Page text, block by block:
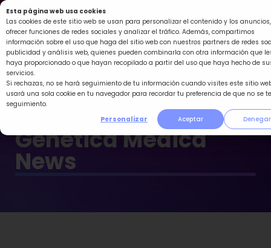
Esta página web usa cookies
Las cookies de este sitio web se usan para personalizar el contenido y los anuncios,
ofrecer funciones de redes sociales y analizar el tráfico. Además, compartimos
información sobre el uso que haga del sitio web con nuestros partners de redes
publicidad y análisis web, quienes pueden combinarla con otra información que
haya proporcionado o que hayan recopilado a partir del uso que haya hecho de
servicios.
Si rechazas, no se hará seguimiento de tu información cuando visites este sitio
usará una sola cookie en tu navegador para recordar tu preferencia de que no se
seguimiento.
Personalizar
Aceptar Denegar
Ir
al
contenido
Genética Médica
News